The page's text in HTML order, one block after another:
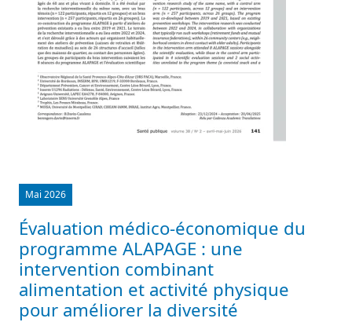
Mai 2026
Évaluation médico-économique du
programme ALAPAGE : une
intervention combinant
alimentation et activité physique
pour améliorer la diversité